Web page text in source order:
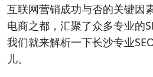
互联网营销成功与否的关键因
电商之都，汇聚了众多专业的
我们就来解析一下长沙专业
儿。